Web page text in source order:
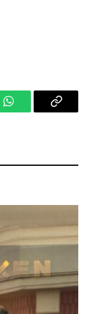
WhatsAppCopy